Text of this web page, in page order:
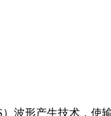
波形产生技术，使